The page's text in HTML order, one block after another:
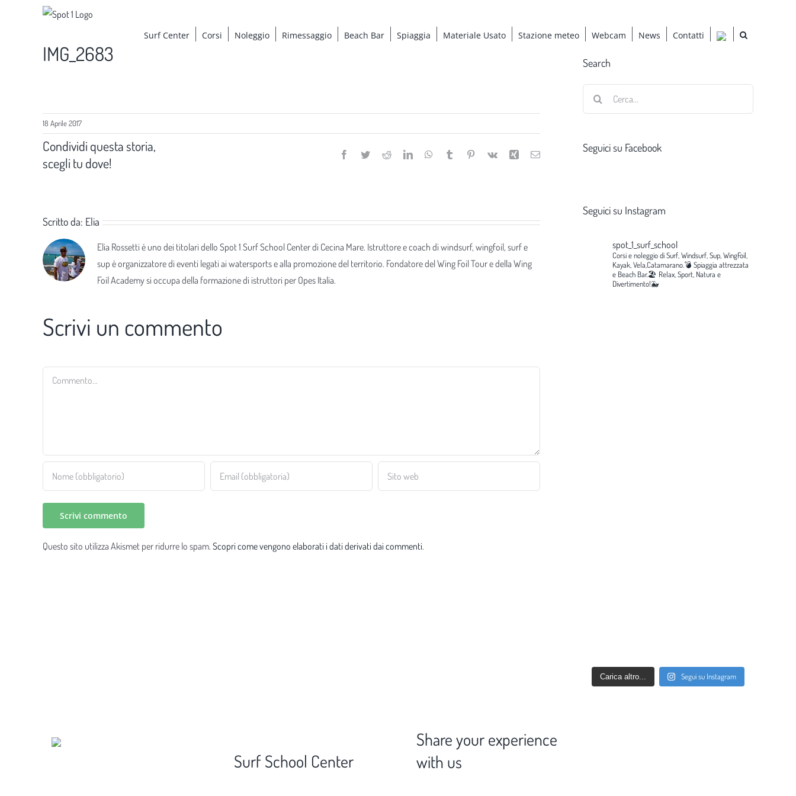
Surf Center Corsi Noleggio Rimessaggio Beach Bar Spiaggia Materiale Usato Stazione meteo Webcam News Contatti
IMG_2683
18 Aprile 2017
Condividi questa storia,
scegli tu dove!
Facebook
TwitterRedditLinkedInWhatsApp
Tumblr Pinterest
Vk Xing Email
Scritto da: Elia
Elia Rossetti è uno dei titolari dello Spot 1 Surf School Center di Cecina Mare. Istruttore e coach di windsurf, wingfoil, surf e
sup è organizzatore di eventi legati ai watersports e alla promozione del territorio. Fondatore del Wing Foil Tour e della Wing
Foil Academy si occupa della formazione di istruttori per Opes Italia.
Scrivi un commento
Commento
Questo sito utilizza Akismet per ridurre lo spam. Scopri come vengono elaborati i dati derivati dai commenti.
Search
Seguici su Facebook
Seguici su Instagram
spot_1_surf_school
Corsi e noleggio di Surf, Windsurf, Sup, WingFoil,
Kayak, Vela,Catamarano.💣 Spiaggia attrezzata
e Beach Bar.🏖️ Relax, Sport, Natura e
Divertimento!🐳
Carica altro... Segui su Instagram
Surf School Center
Share your experience
with us